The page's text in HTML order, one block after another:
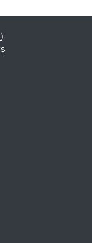
)